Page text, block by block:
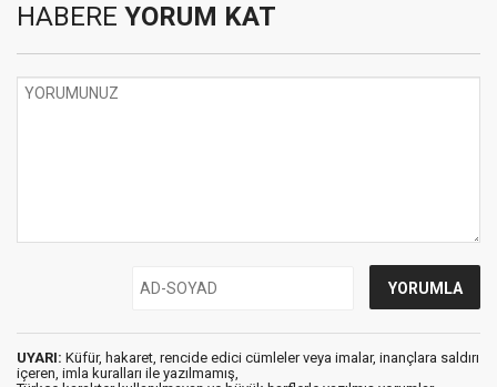
HABERE YORUM KAT
UYARI: Küfür, hakaret, rencide edici cümleler veya imalar, inançlara saldırı
içeren, imla kuralları ile yazılmamış,